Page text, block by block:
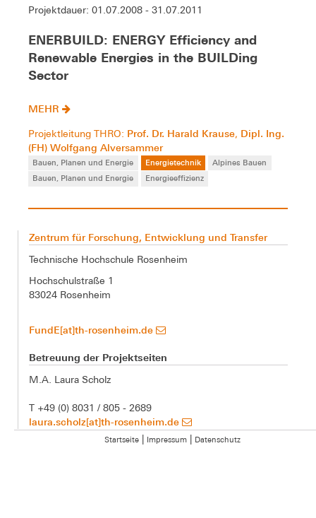
Projektdauer: 01.07.2008 - 31.07.2011
ENERBUILD: ENERGY Efficiency and
Renewable Energies in the BUILDing
Sector
MEHR
Projektleitung THRO: Prof. Dr. Harald Krause, Dipl. Ing.
(FH) Wolfgang Alversammer
Bauen, Planen und Energie Energietechnik
Alpines Bauen
Bauen, Planen und Energie
Energieeffizienz
Zentrum für Forschung, Entwicklung und Transfer
Technische Hochschule Rosenheim
Hochschulstraße 1
83024 Rosenheim
FundE[at]th-rosenheim.de
Betreuung der Projektseiten
M.A. Laura Scholz
T +49 (0) 8031 / 805 - 2689
laura.scholz[at]th-rosenheim.de
Startseite| Impressum| Datenschutz